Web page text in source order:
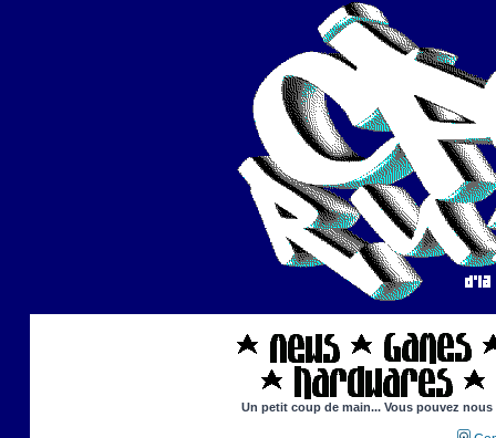
Un petit coup de main... Vous pouvez